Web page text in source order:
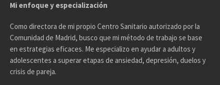
Mi enfoque y especialización
Como directora de mi propio Centro Sanitario autorizado por la
Comunidad de Madrid, busco que mi método de trabajo se base
en estrategias eficaces. Me especializo en ayudar a adultos y
adolescentes a superar etapas de ansiedad, depresión, duelos y
crisis de pareja.